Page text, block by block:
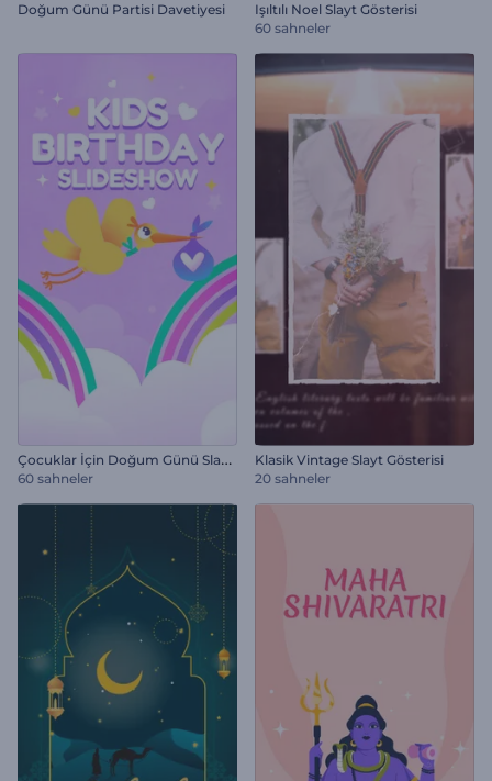
Doğum Günü Partisi Davetiyesi
Işıltılı Noel Slayt Gösterisi
60 sahneler
Ç
ocuklar İçin Doğum Günü Slayt Gösterisi
60 sahneler
Klasik Vintage Slayt Gösterisi
20 sahneler